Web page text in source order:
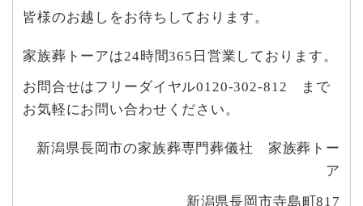
皆様のお越しをお待ちしております。
家族葬トーアは24時間365日営業しております。
お問合せはフリーダイヤル0120-302-812 まで
お気軽にお問い合わせください。
新潟県長岡市の家族葬専門葬儀社 家族葬トー
ア
新潟県長岡市寺島町817